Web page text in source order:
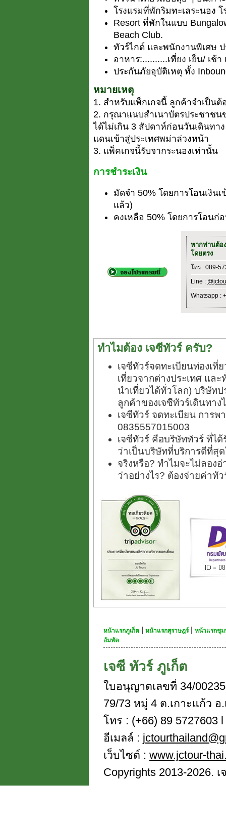
โรงแรมที่พักริมทะเลระนอง
Resort ที่พักในแบบ
Beach Club.
ทัวร์ไกด์ และพนักงานพิเศษ
อาหาร:..........เที่ยง เย็น/ เช้า
ประกันภัยอุบัติเหตุ ทั้ง
หมายเหตุ
1. สำหรับแพ็กเกจนี้ ลูกค้าจำเป็นต้
2. กรุณาแนบสำเนาบัตรประชาชน
ได้ไม่เกิน 3 สัปดาห์ก่อนวันเดินทา
แดนเข้าสู่ประเทศพม่าล่วงหน้า
3. แพ็คเกจนี้รับจากระนองเท่านั้น
การชำระเงิน
มัดจำ 50% โดยการโอนเงิน
แล้ว)
คงเหลือ 50% โดยการโอนก่
หากท่านต้อ
โดยตรง
โทร : 089-
Line :
Whatsapp :
ทำไมต้อง เจซีทัวร์ ครับ?
เจซีทัวร์จดทะเบียนท่องเที่
เที่ยวจากต่างประเทศ แล
นำเที่ยวได้ทั่วโลก) บริษัท
ลูกค้าของเจซีทัวร์เดินทาง
เจซีทัวร์ จดทะเบียน การ
0835557015003
เจซีทัวร์ คือบริษัททัวร์ ที่ไ
ว่าเป็นบริษัทที่บริการดีที่สุ
จริงหรือ? ทำไมจะไม่ลอง
ว่าอย่างไร? ต้องจ่ายค่าทั
หน้าแรกภูเก็ต หน้าแรกสุราษฎร์|
หน้าแรกชุม
อัมพัต
เจซี ทัวร์ ภูเก็ต
ใบอนุญาตเลขที่ 34/
79/73 หมู่ 4 ต.เกาะแก้ว อ
โทร : (+66) 89 5727603
อีเมลล์ :
เว็บไซต์ : www.jctour-
Copyrights 2013-2026.